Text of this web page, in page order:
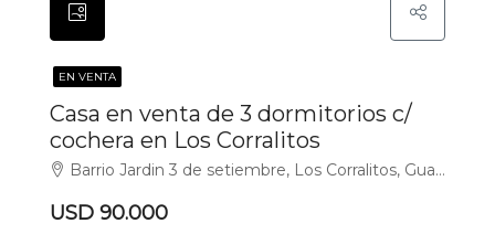
EN VENTA
Casa en venta de 3 dormitorios c/
cochera en Los Corralitos
Barrio Jardin 3 de setiembre, Los Corralitos, Guaymallén
USD 90.000